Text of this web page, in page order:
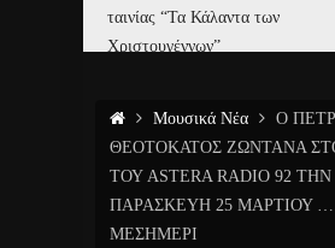
ταινίας “Τα Κάλαντα των
Χριστουγέννων”
Μουσικά Νέα
Ο
ΘΕΟΤΟΚΑΤΟΣ ΖΩΝΤΑΝΑ
ΤΟΥ ASTERA RADIO 92 ΤΗΝ
ΠΑΡΑΣΚΕΥΗ 25 ΜΑΡΤΙΟΥ …
ΜΕΣΗΜΕΡΙ